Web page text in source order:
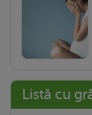
Listă cu